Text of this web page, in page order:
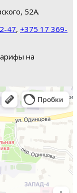
52А.
47, +375 17 369-
на